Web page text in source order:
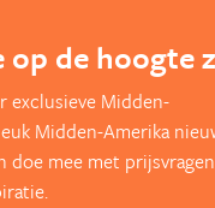
de hoogte
exclusieve Midden-
Midden-Amerika
doe mee met